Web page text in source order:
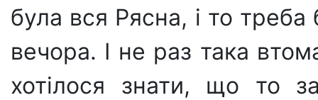
була вся Рясна, і то
вечора. І не раз така
хотілося знати, що то